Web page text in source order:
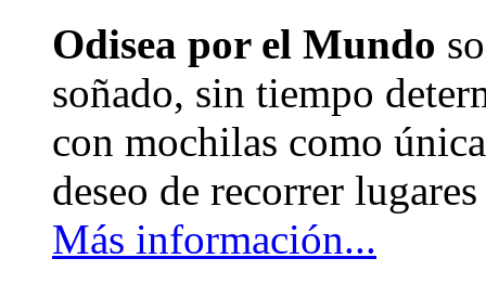
Odisea por el Mundo
soñado, sin tiempo
con mochilas como
deseo de recorrer
Más información...